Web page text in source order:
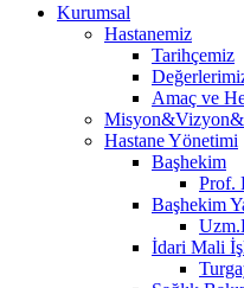
Kurumsal
Hastanemiz
Tarihçemiz
Amaç ve
Hastane Yönetimi
Başhekim
Prof.
Başhekim
İdari Mali